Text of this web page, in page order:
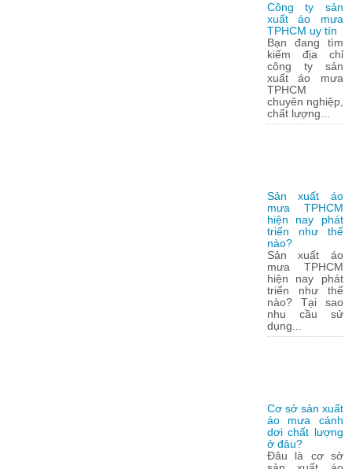
Công ty sản
xuất áo mưa
TPHCM uy tín
Bạn đang tìm
kiếm địa chỉ
công ty sản
xuất áo mưa
TPHCM
chuyên nghiệp,
chất lượng...
Sản xuất áo
mưa TPHCM
hiện nay phát
triển như thế
nào?
Sản xuất áo
mưa TPHCM
hiện nay phát
triển như thế
nào? Tại sao
nhu cầu sử
dụng...
Cơ sở sản xuất
áo mưa cánh
dơi chất lượng
ở đâu?
Đâu là cơ sở